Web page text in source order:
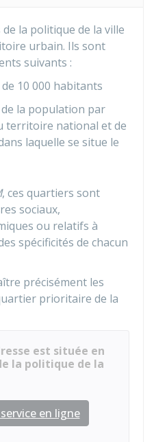
la politique de la ville
urbain. Ils sont
suivants :
10 000 habitants
la population par
territoire national et de
laquelle se situe le
, ces quartiers sont
sociaux,
ou relatifs à
spécificités de chacun
précisément les
prioritaire de la
est située en
la politique de la
en ligne